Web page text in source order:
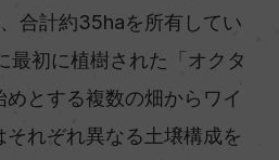
合計約35haを所有してい
最初に植樹された「オクタ
とする複数の畑からワイ
れぞれ異なる土壌構成を